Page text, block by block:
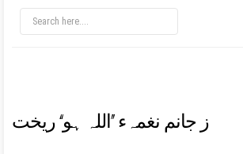
ز جانم نغمہء ’’اللہ ہو‘‘ ریخت